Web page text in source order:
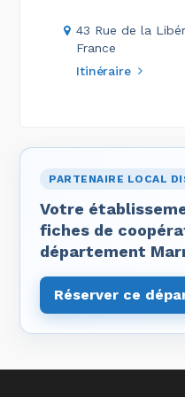
43 Rue de la
France
Itinéraire
PARTENAIRE LOCAL
Votre
fiches de
département
Réserver ce